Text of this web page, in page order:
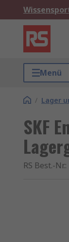
Menü
/ Lager
SKF
RS Best.-Nr.: